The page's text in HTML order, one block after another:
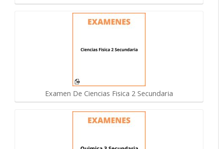
Examen De Ciencias Fisica 2 Secundaria